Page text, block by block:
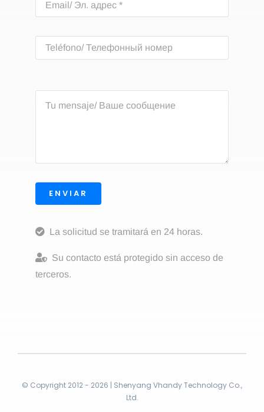
ENVIAR
La solicitud se tramitará en 24 horas.
Su contacto está protegido sin acceso de
terceros.
© Copyright 2012 - 2026 | Shenyang Vhandy Technology Co.,
Ltd.